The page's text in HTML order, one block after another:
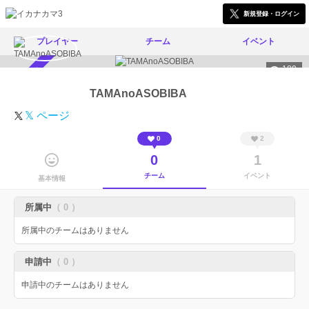
新規登録・ログイン
プレイヤー チーム イベント
189
TAMAnoASOBIBA
𝕏 ページ
基本情報
0
0
チーム
2
1
イベント
所属中 （ 0 ）
所属中のチームはありません
申請中 （ 0 ）
申請中のチームはありません